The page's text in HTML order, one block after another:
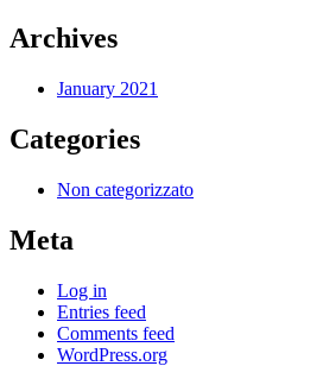
Archives
January 2021
Categories
Non categorizzato
Meta
Log in
Entries feed
Comments feed
WordPress.org